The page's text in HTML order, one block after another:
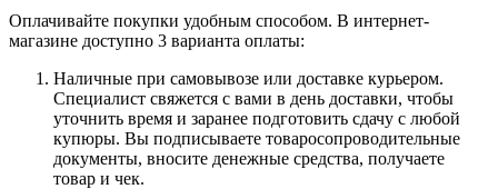
Оплачивайте покупки удобным способом. В интернет-
магазине доступно 3 варианта оплаты:
Наличные при самовывозе или доставке курьером.
Специалист свяжется с вами в день доставки, чтобы
уточнить время и заранее подготовить сдачу с любой
купюры. Вы подписываете товаросопроводительные
документы, вносите денежные средства, получаете
товар и чек.